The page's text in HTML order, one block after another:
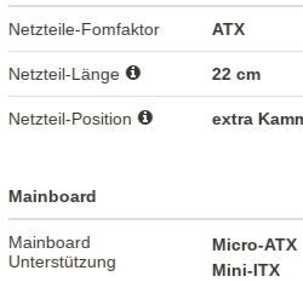
Netzteile-Fomfaktor ATX
Netzteil-Länge 22 cm
Netzteil-Position extra
Mainboard
Mainboard
Unterstützung
Micro-ATX
Mini-ITX